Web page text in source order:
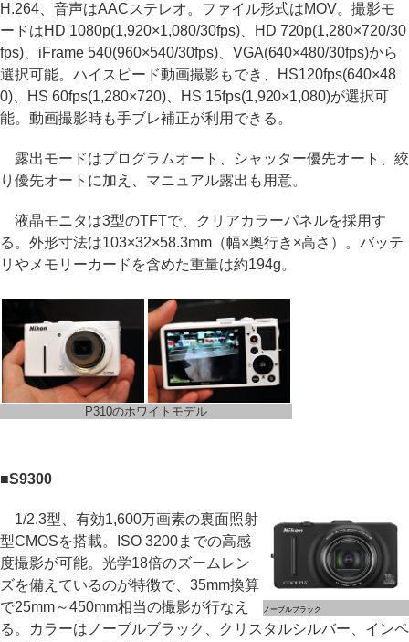
H.264、音声はAACステレオ。ファイル形式はMOV。撮影モ
ードはHD 1080p(1,920×1,080/30fps)、HD 720p(1,280×720/30
fps)、iFrame 540(960×540/30fps)、VGA(640×480/30fps)から
選択可能。ハイスピード動画撮影もでき、HS120fps(640×48
0)、HS 60fps(1,280×720)、HS 15fps(1,920×1,080)が選択可
能。動画撮影時も手ブレ補正が利用できる。
露出モードはプログラムオート、シャッター優先オート、絞
り優先オートに加え、マニュアル露出も用意。
液晶モニタは3型のTFTで、クリアカラーパネルを採用す
る。外形寸法は103×32×58.3mm（幅×奥行き×高さ）。バッテ
リやメモリーカードを含めた重量は約194g。
P310のホワイトモデル
■S9300
ノーブルブラック
1/2.3型、有効1,600万画素の裏面照射
型CMOSを搭載。ISO 3200までの高感
度撮影が可能。光学18倍のズームレン
ズを備えているのが特徴で、35mm換算
で25mm～450mm相当の撮影が行なえ
る。カラーはノーブルブラック、クリスタルシルバー、インペ